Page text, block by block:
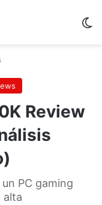
Review
PC gaming
alta